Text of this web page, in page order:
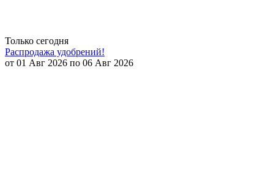
Только сегодня
Распродажа удобрений!
от 01 Авг 2026 по 06 Авг 2026